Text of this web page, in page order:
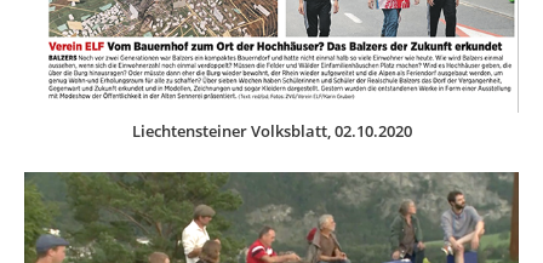
Liechtensteiner Volksblatt, 02.10.2020